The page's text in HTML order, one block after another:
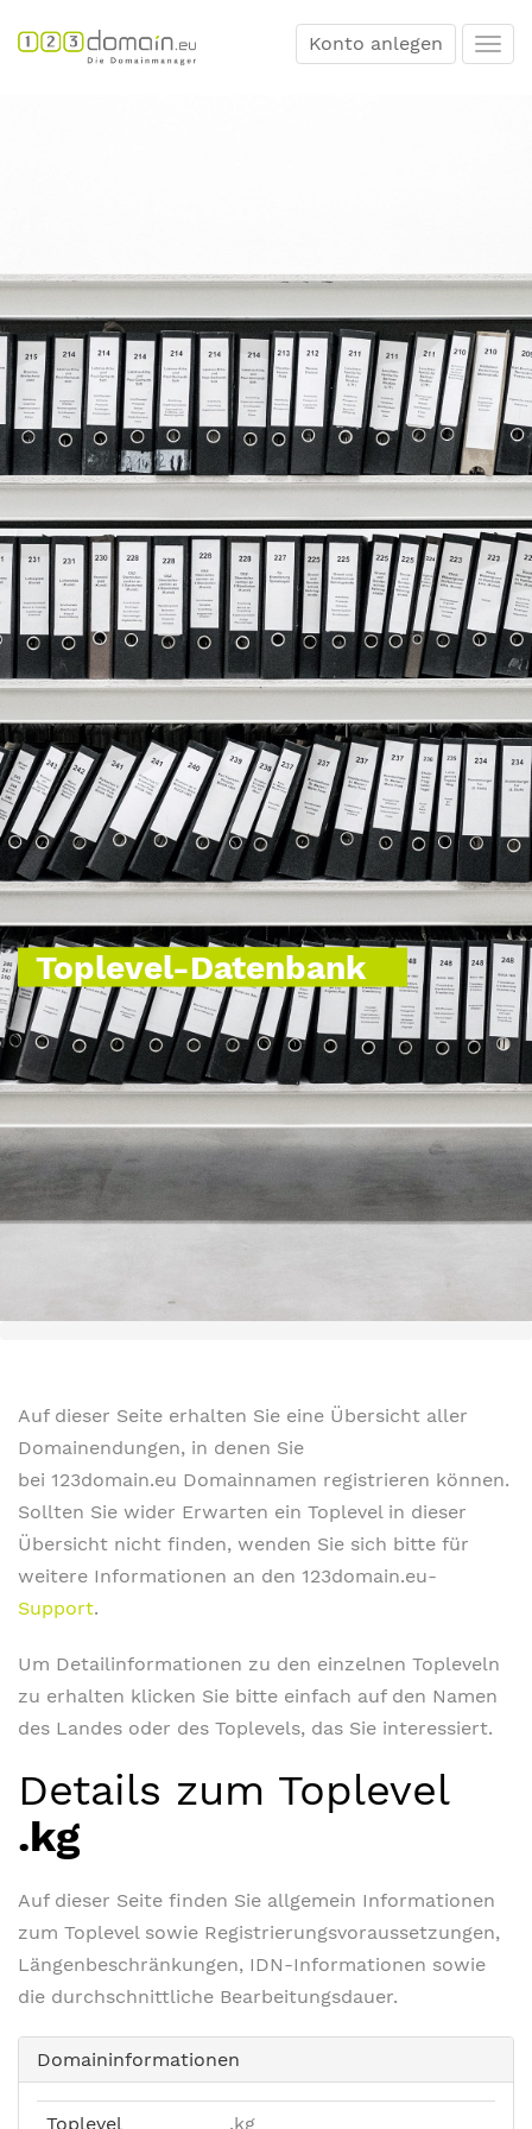
Konto anlegen
Toplevel-Datenbank
Auf dieser Seite erhalten Sie eine Übersicht aller
Domainendungen, in denen Sie
bei 123domain.eu Domainnamen registrieren können.
Sollten Sie wider Erwarten ein Toplevel in dieser
Übersicht nicht finden, wenden Sie sich bitte für
weitere Informationen an den 123domain.eu-
Support.
Um Detailinformationen zu den einzelnen Topleveln
zu erhalten klicken Sie bitte einfach auf den Namen
des Landes oder des Toplevels, das Sie interessiert.
Details zum Toplevel
.kg
Auf dieser Seite finden Sie allgemein Informationen
zum Toplevel sowie Registrierungsvoraussetzungen,
Längenbeschränkungen, IDN-Informationen sowie
die durchschnittliche Bearbeitungsdauer.
Domaininformationen
Toplevel .kg